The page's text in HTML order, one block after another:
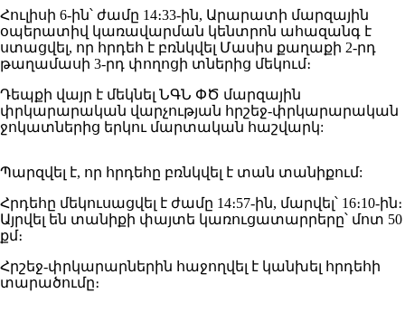
Հուլիսի 6-ին՝ ժամը 14։33-ին, Արարատի մարզային
օպերատիվ կառավարման կենտրոն ահազանգ է
ստացվել, որ հրդեհ է բռնկվել Մասիս քաղաքի 2-րդ
թաղամասի 3-րդ փողոցի տներից մեկում։
Դեպքի վայր է մեկնել ՆԳՆ ՓԾ մարզային
փրկարարական վարչության հրշեջ-փրկարարական
ջոկատներից երկու մարտական հաշվարկ:
Պարզվել է, որ հրդեհը բռնկվել է տան տանիքում:
Հրդեհը մեկուսացվել է ժամը 14։57-ին, մարվել՝ 16։10-ին։
Այրվել են տանիքի փայտե կառուցատարրերը՝ մոտ 50
քմ։
Հրշեջ-փրկարարներին հաջողվել է կանխել հրդեհի
տարածումը։